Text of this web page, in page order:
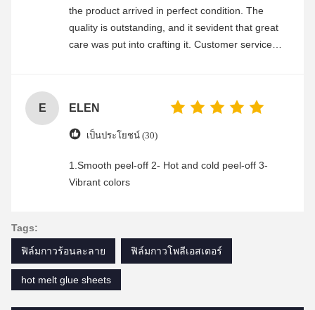
the product arrived in perfect condition. The
quality is outstanding, and it sevident that great
care was put into crafting it. Customer service
E ELEN
เป็นประโยชน์ (30)
1.Smooth peel-off 2- Hot and cold peel-off 3-
Vibrant colors
Tags:
ฟิล์มกาวร้อนละลาย ฟิล์มกาวโพลีเอสเตอร์
hot melt glue sheets